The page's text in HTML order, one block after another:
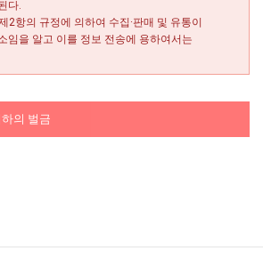
다.
2항의 규정에 의하여 수집·판매 및 유통이
임을 알고 이를 정보 전송에 용하여서는
의 벌금